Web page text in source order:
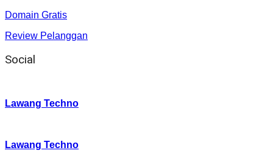
Domain Gratis
Review Pelanggan
Social
Lawang Techno
Lawang Techno